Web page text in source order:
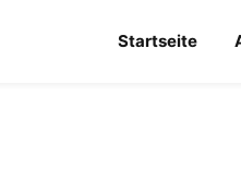
Startseite